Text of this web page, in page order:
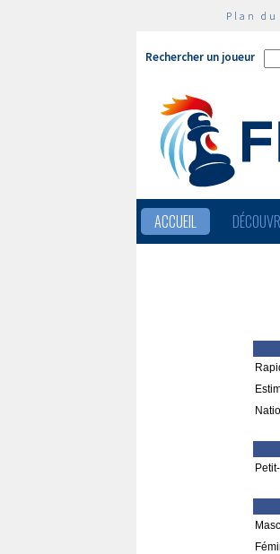
Plan
Rechercher un joueur
ACCUEIL